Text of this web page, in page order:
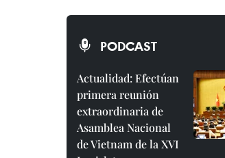
PODCAST
Actualidad: Efectúan
primera reunión
extraordinaria de
Asamblea Nacional
de Vietnam de la XVI